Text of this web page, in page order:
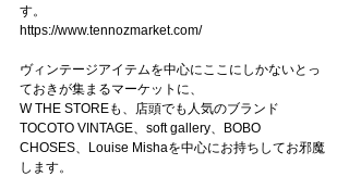
す。
https://www.tennozmarket.com/
ヴィンテージアイテムを中心にここにしかないとっ
ておきが集まるマーケットに、
W THE STOREも、店頭でも人気のブランド
TOCOTO VINTAGE、soft gallery、BOBO
CHOSES、Louise Mishaを中心にお持ちしてお邪魔
します。